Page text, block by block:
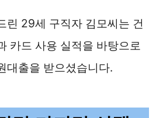
린 29세 구직자 김모씨는 건
카드 사용 실적을 바탕으로
대출을 받으셨습니다.